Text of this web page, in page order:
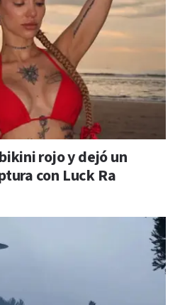
rojo y dejó un
con Luck Ra